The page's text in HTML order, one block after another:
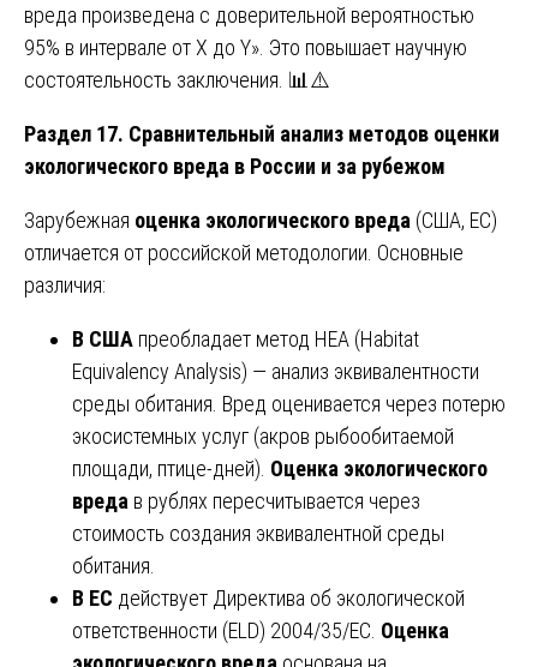
вреда произведена с доверительной вероятностью
95% в интервале от X до Y». Это повышает научную
состоятельность заключения. 📊⚠️
Раздел 17. Сравнительный анализ методов оценки
экологического вреда в России и за рубежом
Зарубежная оценка экологического вреда (США, ЕС)
отличается от российской методологии. Основные
различия:
В США преобладает метод HEA (Habitat
Equivalency Analysis) — анализ эквивалентности
среды обитания. Вред оценивается через потерю
экосистемных услуг (акров рыбообитаемой
площади, птице-дней). Оценка экологического
вреда в рублях пересчитывается через
стоимость создания эквивалентной среды
обитания.
В ЕС действует Директива об экологической
ответственности (ELD) 2004/35/EC. Оценка